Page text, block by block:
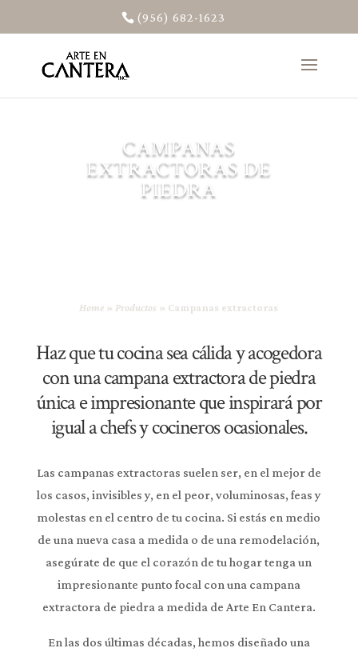
(956) 682-1623
CAMPANAS
EXTRACTORAS DE
PIEDRA
Home » Productos » Campanas extractoras
Haz que tu cocina sea cálida y acogedora
con una campana extractora de piedra
única e impresionante que inspirará por
igual a chefs y cocineros ocasionales.
Las campanas extractoras suelen ser, en el mejor de
los casos, invisibles y, en el peor, voluminosas, feas y
molestas en el centro de tu cocina. Si estás en medio
de una nueva casa a medida o de una remodelación,
asegúrate de que el corazón de tu hogar tenga un
impresionante punto focal con una campana
extractora de piedra a medida de Arte En Cantera.
En las dos últimas décadas, hemos diseñado una